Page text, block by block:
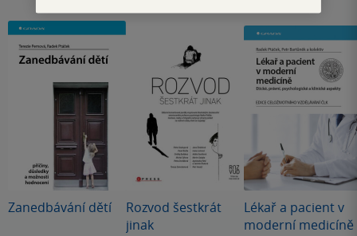
Zanedbávání dětí
Rozvod šestkrát
jinak
Lékař a pacient v
moderní medicíně